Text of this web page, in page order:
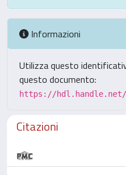
Informazioni
Utilizza questo
questo documento:
https://hdl.handle.net/
Citazioni